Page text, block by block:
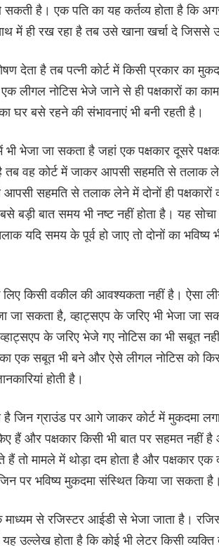
सकती है। एक पति का यह कर्तव्य होता है कि
में ही रख रहा है तब उसे खाना खर्चा दे
देता है तब पत्नी कोर्ट में किसी प्रकार का
लीगल नोटिस भेजे जाने से ही पक्षकारों का
घर बसे रहने की संभावनाएं भी बनी रहती है।
भी भेजा जा सकता है जहां एक पक्षकार दूसरे
वह कोर्ट में जाकर आपसी सहमति से तलाक ले
सहमति से तलाक लेने में दोनों ही
बात समय भी नष्ट नहीं होता है। यह सोचा
यदि समय के पूर्व हो जाए तो दोनों का भविष्य
किसी वकील की आवश्यकता नहीं है। ऐसा
जा सकता है, व्हाट्सएप के जरिए भी भेजा जा
के जरिए भेजे गए नोटिस का भी सबूत
एक सबूत भी बने और ऐसे लीगल नोटिस को
होती है।
जिन ग्राउंड पर आगे जाकर कोर्ट में मुकदमा
हैं और पक्षकार किसी भी बात पर सहमत नहीं है
तो मामले में थोड़ा दम होता है और पक्षकार
पर भविष्य मुकदमा संस्थित किया जा सकता है।
से रजिस्टर आईडी से भेजा जाता है।
उल्लेख होता है कि कोई भी लेटर किसी व्यक्ति